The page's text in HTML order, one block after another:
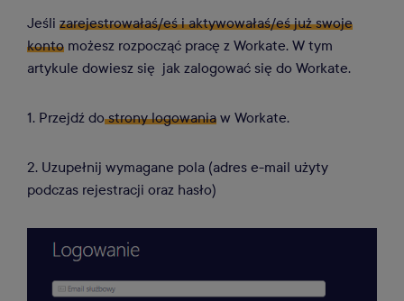
Jeśli zarejestrowałaś/eś i aktywowałaś/eś już swoje
konto możesz rozpocząć pracę z Workate. W tym
artykule dowiesz się jak zalogować się do Workate.
1. Przejdź do strony logowania w Workate.
2. Uzupełnij wymagane pola (adres e-mail użyty
podczas rejestracji oraz hasło)